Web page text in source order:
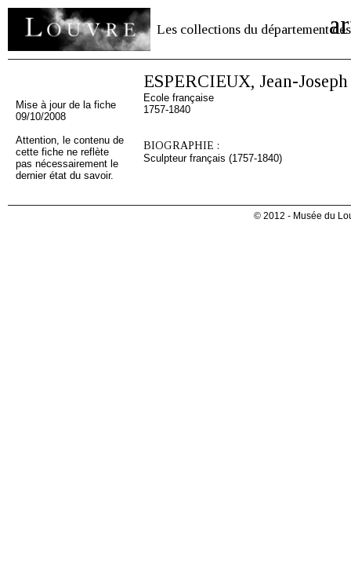
Les collections du département des
Mise à jour de la fiche
09/10/2008
Attention, le contenu de
cette fiche ne reflète
pas nécessairement le
dernier état du savoir.
ESPERCIEUX, Jean-Joseph
Ecole française
1757-1840
BIOGRAPHIE :
Sculpteur français (1757-1840)
© 2012 - Musée du